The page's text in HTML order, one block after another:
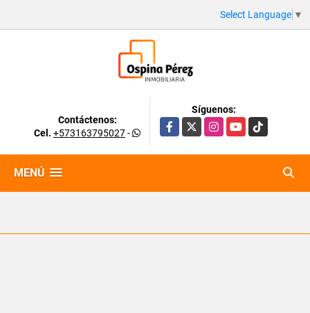
Select Language ▼
Contáctenos:
Cel. +573163795027-
Síguenos:
Facebook
X InstagramYouTubeTikTok
MENÚ